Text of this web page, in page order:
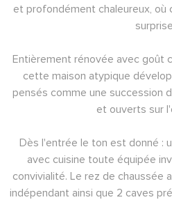
et profondément chaleureux, où
Entièrement rénovée avec goût
cette maison atypique
pensés comme une succession
et ouverts sur
Dès l'entrée le ton est donné :
avec cuisine toute équipée
convivialité. Le rez de chaussée
indépendant ainsi que 2 caves